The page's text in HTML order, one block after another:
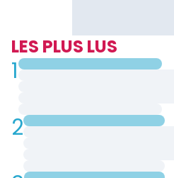
LES PLUS LUS
1
2